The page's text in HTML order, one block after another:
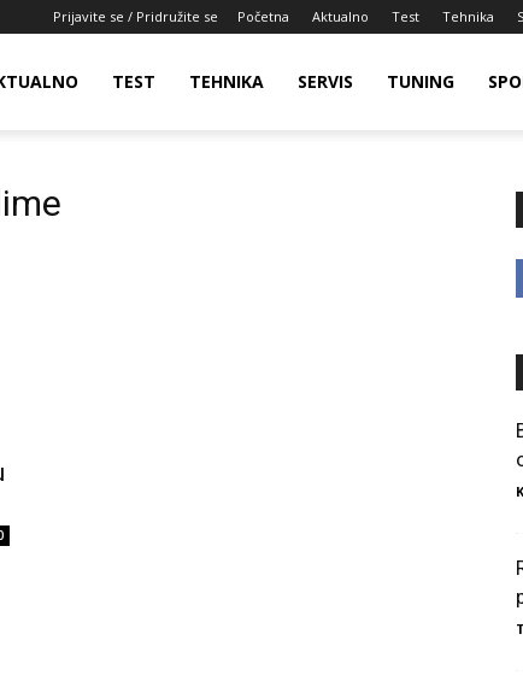
Prijavite se / Pridružite se Početna Aktualno Test Tehnika
TEST TEHNIKA SERVIS TUNING